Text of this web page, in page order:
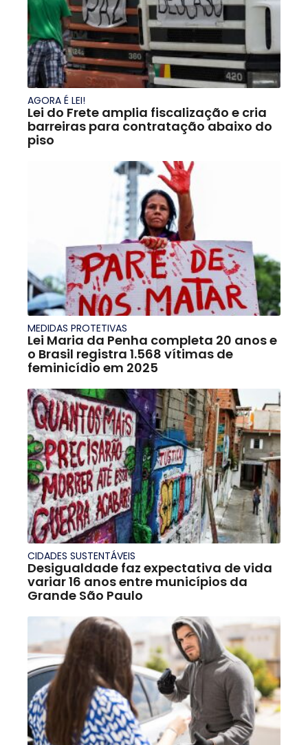
AGORA É LEI!
Lei do Frete amplia fiscalização e cria
barreiras para contratação abaixo do
piso
MEDIDAS PROTETIVAS
Lei Maria da Penha completa 20 anos e
o Brasil registra 1.568 vítimas de
feminicídio em 2025
CIDADES SUSTENTÁVEIS
Desigualdade faz expectativa de vida
variar 16 anos entre municípios da
Grande São Paulo